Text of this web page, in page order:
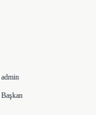
admin
Başkan